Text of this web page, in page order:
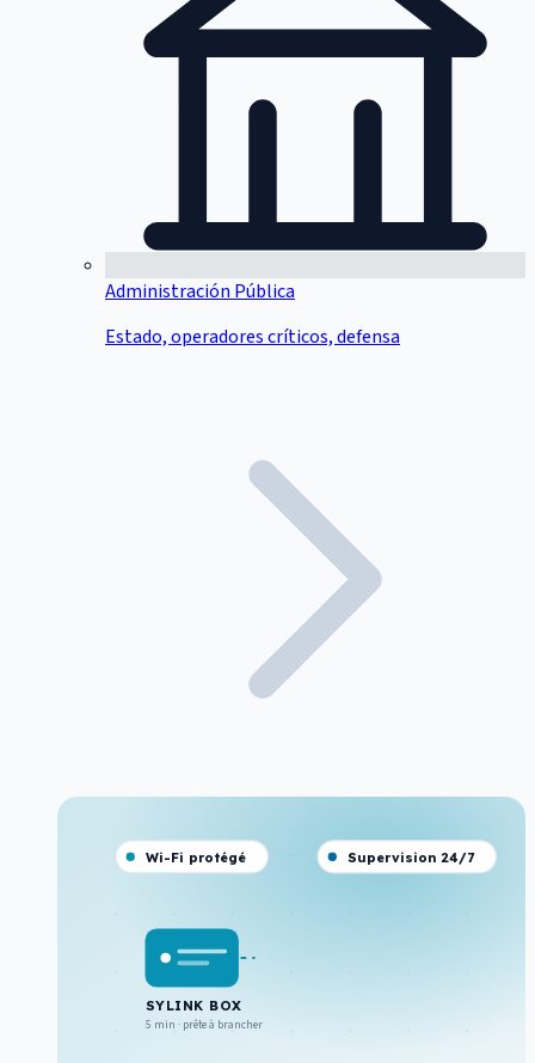
Administración Pública
Estado, operadores críticos, defensa
SYLINK BOX
5 min · prête à brancher
Wi-Fi protégé Supervision 24/7